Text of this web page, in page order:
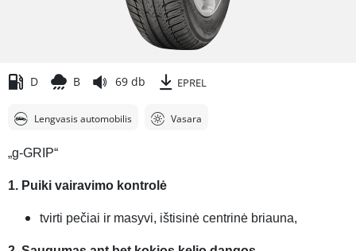
D B 69 db EPREL
Lengvasis automobilis Vasara
„g-GRIP“
1. Puiki vairavimo kontrolė
tvirti pečiai ir masyvi, ištisinė centrinė briauna,